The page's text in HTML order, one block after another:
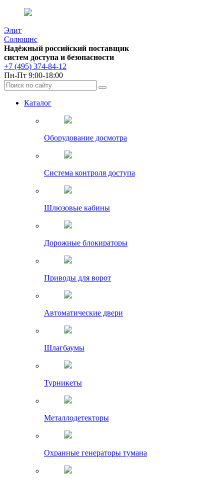
Элит
Солюшнс
Надёжный российский поставщик
систем доступа и безопасности
+7 (495) 374-84-12
Пн-Пт 9:00-18:00
Каталог
Оборудование досмотра
Система контроля доступа
Шлюзовые кабины
Дорожные блокираторы
Приводы для ворот
Автоматические двери
Шлагбаумы
Турникеты
Металлодетекторы
Охранные генераторы тумана